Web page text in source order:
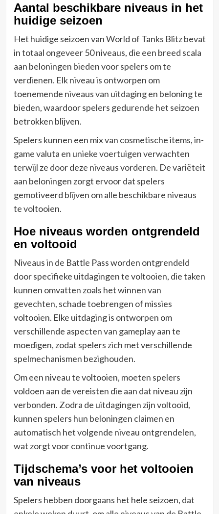
Aantal beschikbare niveaus in het
huidige seizoen
Het huidige seizoen van World of Tanks Blitz bevat
in totaal ongeveer 50 niveaus, die een breed scala
aan beloningen bieden voor spelers om te
verdienen. Elk niveau is ontworpen om
toenemende niveaus van uitdaging en beloning te
bieden, waardoor spelers gedurende het seizoen
betrokken blijven.
Spelers kunnen een mix van cosmetische items, in-
game valuta en unieke voertuigen verwachten
terwijl ze door deze niveaus vorderen. De variëteit
aan beloningen zorgt ervoor dat spelers
gemotiveerd blijven om alle beschikbare niveaus
te voltooien.
Hoe niveaus worden ontgrendeld
en voltooid
Niveaus in de Battle Pass worden ontgrendeld
door specifieke uitdagingen te voltooien, die taken
kunnen omvatten zoals het winnen van
gevechten, schade toebrengen of missies
voltooien. Elke uitdaging is ontworpen om
verschillende aspecten van gameplay aan te
moedigen, zodat spelers zich met verschillende
spelmechanismen bezighouden.
Om een niveau te voltooien, moeten spelers
voldoen aan de vereisten die aan dat niveau zijn
verbonden. Zodra de uitdagingen zijn voltooid,
kunnen spelers hun beloningen claimen en
automatisch het volgende niveau ontgrendelen,
wat zorgt voor continue voortgang.
Tijdschema’s voor het voltooien
van niveaus
Spelers hebben doorgaans het hele seizoen, dat